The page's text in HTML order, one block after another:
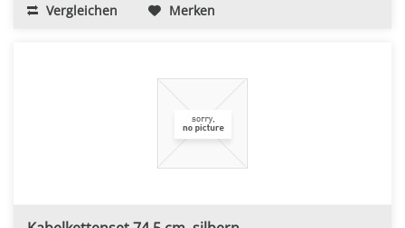
Vergleichen Merken